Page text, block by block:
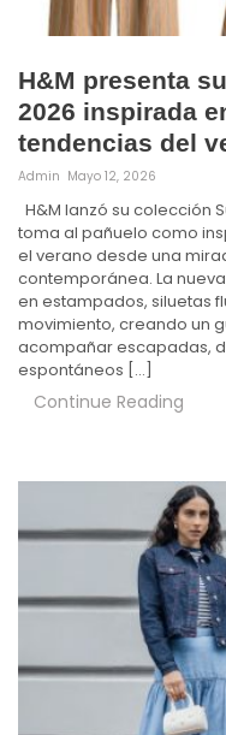
H&M presenta
2026 inspirada
tendencias del
Admin Mayo 12, 2026
H&M lanzó su colección
toma al pañuelo como
el verano desde una
contemporánea. La
en estampados, siluetas
movimiento, creando un
acompañar escapadas,
espontáneos […]
Continue Reading